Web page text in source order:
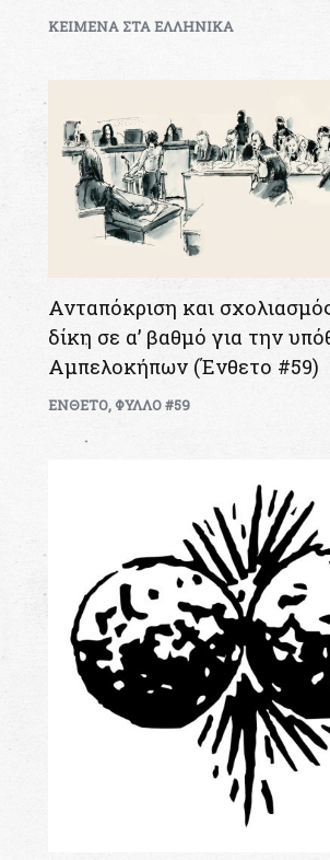
KEIMENA ΣΤΑ ΕΛΛΗΝΙΚΑ
Ανταπόκριση και
δίκη σε α’ βαθμό για την
Αμπελοκήπων (Ένθετο #59)
ΕΝΘΕΤΟ, ΦΥΛΛΟ #59